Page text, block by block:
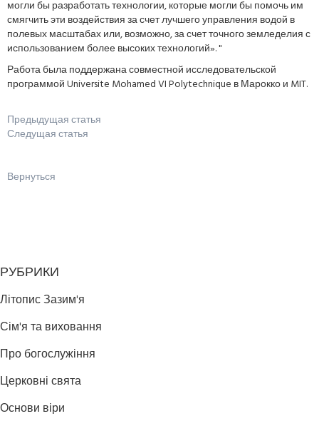
могли бы разработать технологии, которые могли бы помочь им
смягчить эти воздействия за счет лучшего управления водой в
полевых масштабах или, возможно, за счет точного земледелия с
использованием более высоких технологий». "
Работа была поддержана совместной исследовательской
программой Universite Mohamed VI Polytechnique в Марокко и MIT.
Предыдущая статья
Следущая статья
Вернуться
РУБРИКИ
Літопис Зазим'я
Сім'я та виховання
Про богослужіння
Церковні свята
Основи віри